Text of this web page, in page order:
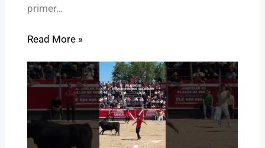
primer…
Read More »